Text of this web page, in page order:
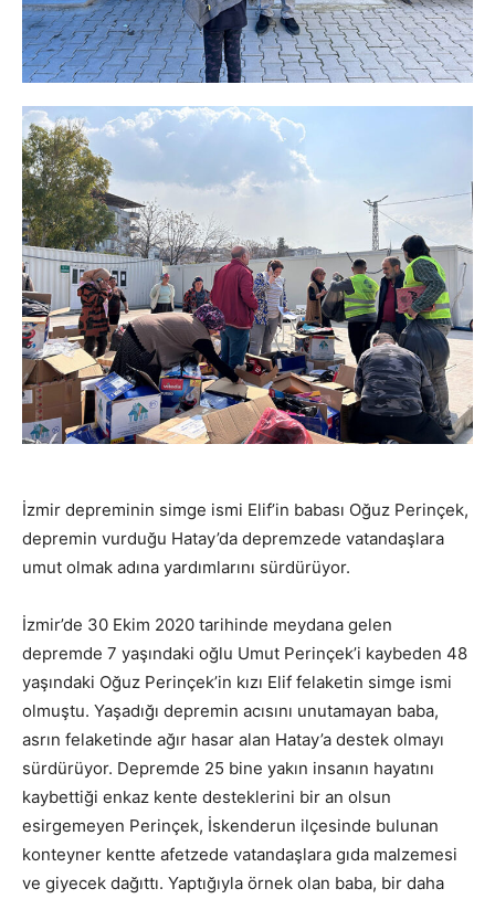
İzmir depreminin simge ismi Elif’in babası Oğuz Perinçek,
depremin vurduğu Hatay’da depremzede vatandaşlara
umut olmak adına yardımlarını sürdürüyor.
İzmir’de 30 Ekim 2020 tarihinde meydana gelen
depremde 7 yaşındaki oğlu Umut Perinçek’i kaybeden 48
yaşındaki Oğuz Perinçek’in kızı Elif felaketin simge ismi
olmuştu. Yaşadığı depremin acısını unutamayan baba,
asrın felaketinde ağır hasar alan Hatay’a destek olmayı
sürdürüyor. Depremde 25 bine yakın insanın hayatını
kaybettiği enkaz kente desteklerini bir an olsun
esirgemeyen Perinçek, İskenderun ilçesinde bulunan
konteyner kentte afetzede vatandaşlara gıda malzemesi
ve giyecek dağıttı. Yaptığıyla örnek olan baba, bir daha